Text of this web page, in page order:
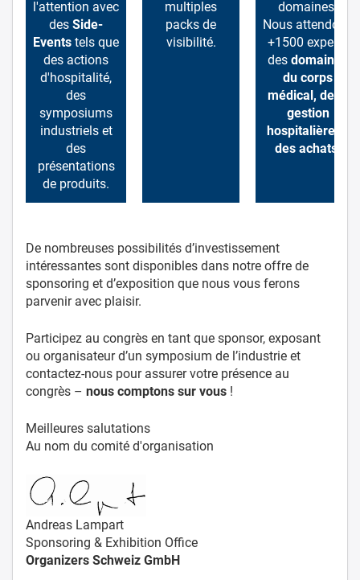
l'attention avec
des Side-
Events tels que
des actions
d'hospitalité,
des
symposiums
industriels et
des
présentations
de produits.
multiples
packs de
visibilité.
domaines.
Nous attendons
+1500 experts
des domaines
du corps
médical, de la
gestion
hospitalière et
des achats
De nombreuses possibilités d’investissement
intéressantes sont disponibles dans notre offre de
sponsoring et d’exposition que nous vous ferons
parvenir avec plaisir.
Participez au congrès en tant que sponsor, exposant
ou organisateur d’un symposium de l’industrie et
contactez-nous pour assurer votre présence au
congrès – nous comptons sur vous !
Meilleures salutations
Au nom du comité d'organisation
Andreas Lampart
Sponsoring & Exhibition Office
Organizers Schweiz GmbH